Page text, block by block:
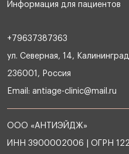
Информация для пациентов
+79637387363
ул. Северная, 14,
236001, Россия
Email: antiage-clinic@mail.ru
ООО «АНТИЭЙДЖ»
ИНН 3900002006 | ОГРН